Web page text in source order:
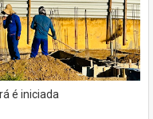
é iniciada